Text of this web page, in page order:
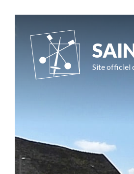
Site officiel